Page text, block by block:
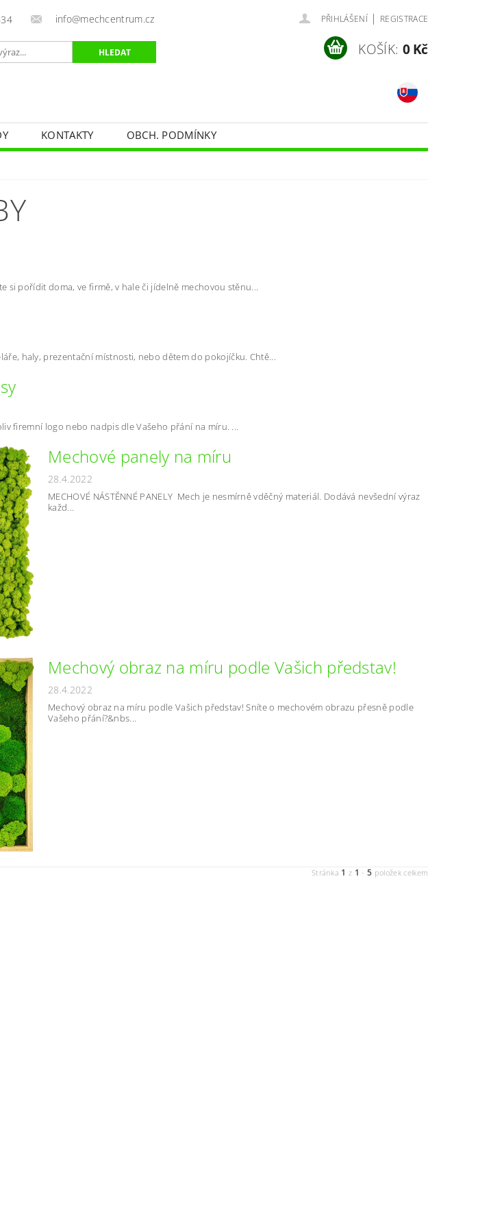
info@mechcentrum.cz PŘIHLÁŠENÍ | REGISTRACE
KOŠÍK: 0 Kč
KONTAKTY OBCH. PODMÍNKY
si pořídit doma, ve firmě, v hale či jídelně mechovou stěnu...
haly, prezentační místnosti, nebo dětem do pokojíčku. Chtě...
firemní logo nebo nadpis dle Vašeho přání na míru. ...
Mechové panely na míru
28.4.2022
MECHOVÉ NÁSTĚNNÉ PANELY Mech je nesmírně vděčný materiál. Dodává nevšední výraz
každ...
Mechový obraz na míru podle Vašich představ!
28.4.2022
Mechový obraz na míru podle Vašich představ! Sníte o mechovém obrazu přesně podle
Vašeho přání?&nbs...
Stránka 1 z 1 -5 položek celkem